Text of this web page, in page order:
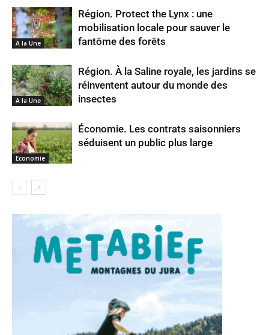
A la Une
Région. Protect the Lynx : une
mobilisation locale pour sauver le
fantôme des forêts
A la Une
Région. À la Saline royale, les jardins se
réinventent autour du monde des
insectes
Economie
Économie. Les contrats saisonniers
séduisent un public plus large